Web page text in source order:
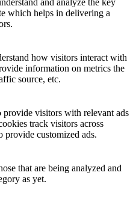
and analyze the key
which helps in delivering a
how visitors interact with
information on metrics the
source, etc.
provide visitors with relevant ads
track visitors across
provide customized ads.
that are being analyzed and
as yet.